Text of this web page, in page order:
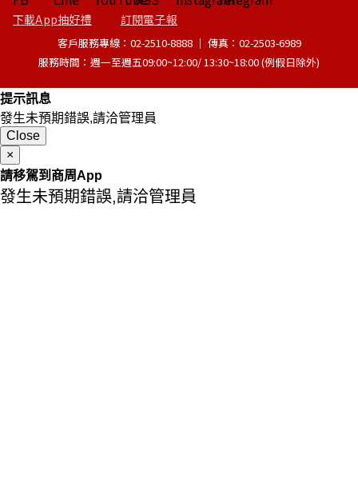
下載App抽好禮 訂閱電子報
客戶服務專線：02-2510-8888 │ 傳真：02-2503-6989
服務時間：週一至週五09:00~12:00/ 13:30~18:00 (例假日除外)
提示訊息
發生未預期錯誤,請洽管理員
Close
×
請移駕到商周App
發生未預期錯誤,請洽管理員